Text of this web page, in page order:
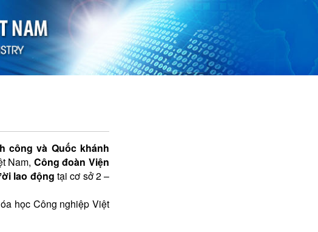
công và Quốc khánh
Nam, Công đoànViện
lao động tại cơ sở 2 –
học Công nghiệp Việt